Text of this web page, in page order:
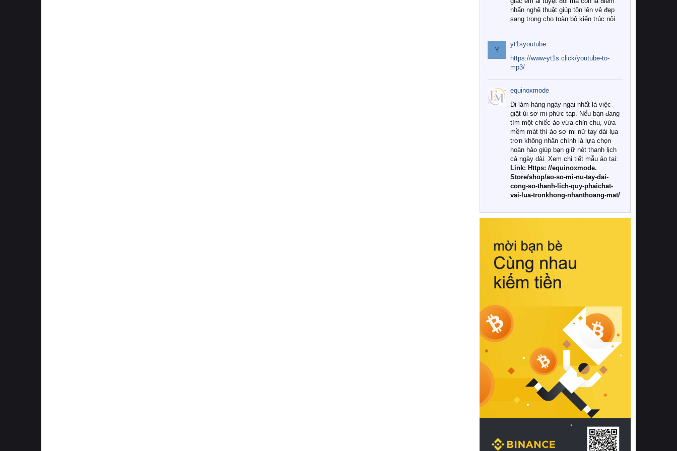
nhấn nghệ thuật giúp tôn lên vẻ đẹp
sang trọng cho toàn bộ kiến trúc nội
Tuy nhiên, giữa thị trường đa dạng
với vô vàn thương hiệu và mẫu mã
như hiện nay, làm thế nào để chọn
được những bộ chăn ga gối đệm cao
cấp thực sự chất lượng, phù hợp với
khí hậu và nhu cầu sử dụng của gia
đình? Hãy cùng chúng tôi đi tìm lời
giải đáp chi tiết qua bài viết dưới đây.
1. Tại sao các gia đình hiện đại lại ưa
chuộng chăn ga gối đệm cao cấp?
Khác với các dòng sản phẩm thông
thường, những bộ chăn ga gối đệm
cao cấp trải qua quy trình sản xuất
nghiêm ngặt từ khâu chọn lọc nguyên
liệu tự nhiên đến công nghệ dệt
nhuộm hiện đại không chứa hóa chất
này, bạn sẽ cảm nhận rõ rệt sự khác
hồi chuẩn xác của phần đệm nâng đỡ
cột sống.
Bên cạnh đó, việc lựa chọn các dòng
sản phẩm đạt chuẩn chất lượng quốc
tế còn giúp ngăn ngừa tình trạng kích
khuẩn và nấm mốc trong điều kiện
thời tiết nóng ẩm. Bạn có thể tìm hiểu
thêm các nghiên cứu khoa học về tác
động của giấc ngủ và môi trường
phòng ngủ đối với sức khỏe con
người tại Sleep Foundation (External
Link) để có cái nhìn toàn diện hơn.
2. Các tiêu chí vàng khi lựa chọn
chăn ga gối đệm cao cấp cho phòng
ngủ
Để sở hữu một bộ chăn ga gối đệm
cao cấp hoàn hảo cả về thẩm mỹ lẫn
công năng, người tiêu dùng cần cân
nhắc kỹ lưỡng các tiêu chí quan trọng
Y
yt1syoutube
https://www-yt1s.click/youtube-to-
mp3/
equinoxmode
Đi làm hàng ngày ngại nhất là việc
giặt ủi sơ mi phức tạp. Nếu bạn đang
tìm một chiếc áo vừa chỉn chu, vừa
mềm mát thì áo sơ mi nữ tay dài lụa
trơn không nhăn chính là lựa chọn
hoàn hảo giúp bạn giữ nét thanh lịch
cả ngày dài. Xem chi tiết mẫu áo tại:
Link: Https: //equinoxmode.
Store/shop/ao-so-mi-nu-tay-dai-
cong-so-thanh-lich-quy-phaichat-
vai-lua-tronkhong-nhanthoang-mat/